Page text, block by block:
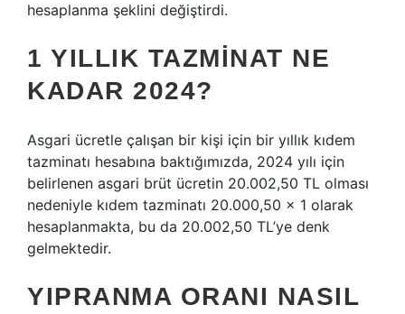
hesaplanma şeklini değiştirdi.
1 YILLIK TAZMINAT NE
KADAR 2024?
Asgari ücretle çalışan bir kişi için bir yıllık kıdem
tazminatı hesabına baktığımızda, 2024 yılı için
belirlenen asgari brüt ücretin 20.002,50 TL olması
nedeniyle kıdem tazminatı 20.000,50 x 1 olarak
hesaplanmakta, bu da 20.002,50 TL’ye denk
gelmektedir.
YIPRANMA ORANI NASIL